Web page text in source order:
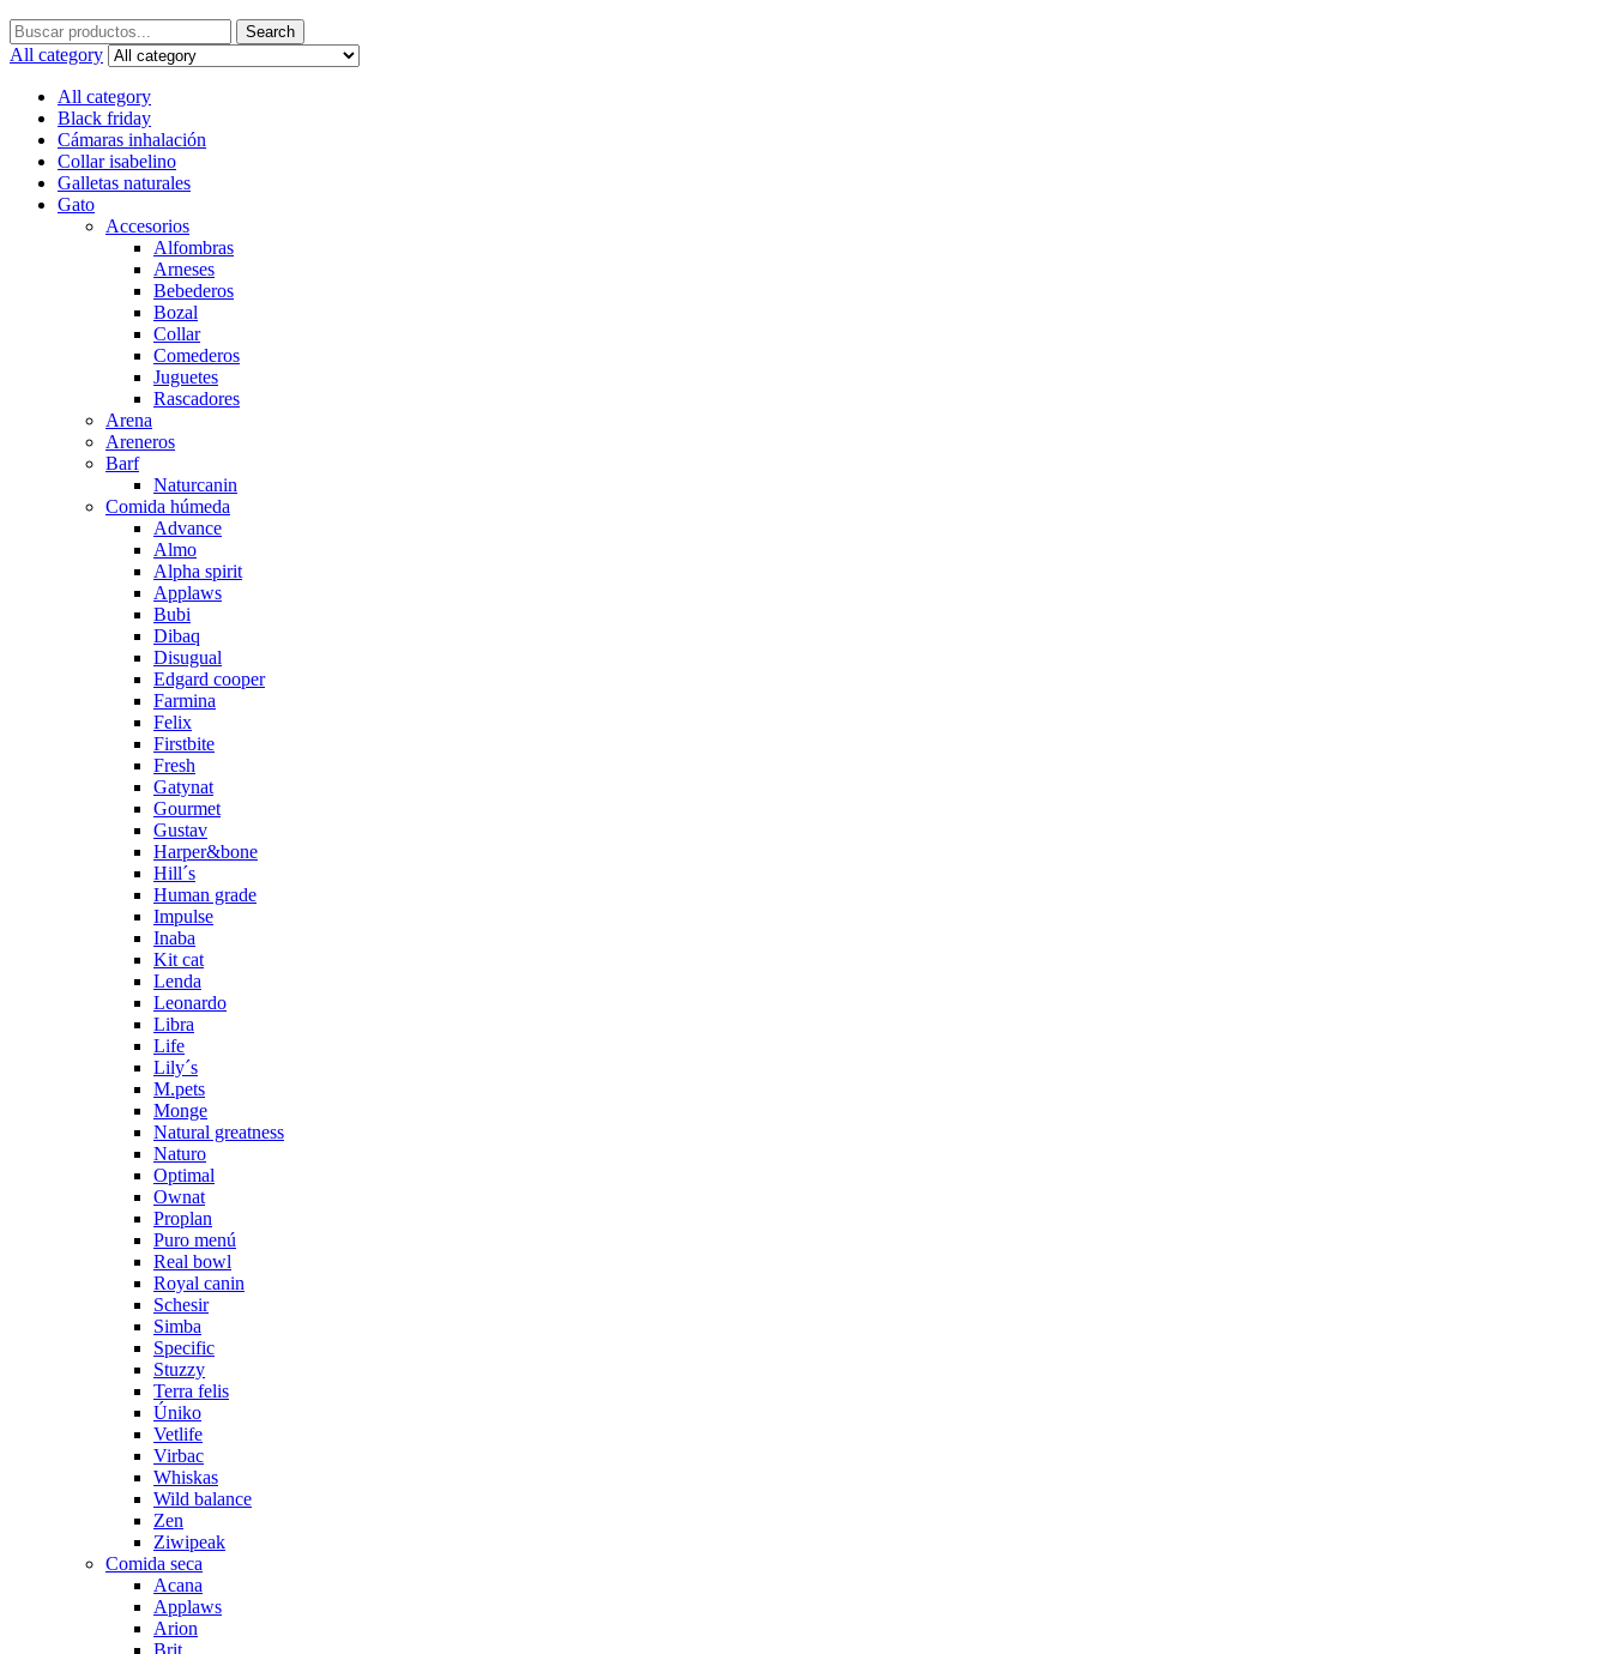
Search
for:
Search
All category
All category
Black friday
Cámaras inhalación
Collar isabelino
Galletas naturales
Gato
Accesorios
Alfombras
Arneses
Bebederos
Bozal
Collar
Comederos
Juguetes
Rascadores
Arena
Areneros
Barf
Naturcanin
Comida húmeda
Advance
Almo
Alpha spirit
Applaws
Bubi
Dibaq
Disugual
Edgard cooper
Farmina
Felix
Firstbite
Fresh
Gatynat
Gourmet
Gustav
Harper&bone
Hill´s
Human grade
Impulse
Inaba
Kit cat
Lenda
Leonardo
Libra
Life
Lily´s
M.pets
Monge
Natural greatness
Naturo
Optimal
Ownat
Proplan
Puro menú
Real bowl
Royal canin
Schesir
Simba
Specific
Stuzzy
Terra felis
Úniko
Vetlife
Virbac
Whiskas
Wild balance
Zen
Ziwipeak
Comida seca
Acana
Applaws
Arion
Brit